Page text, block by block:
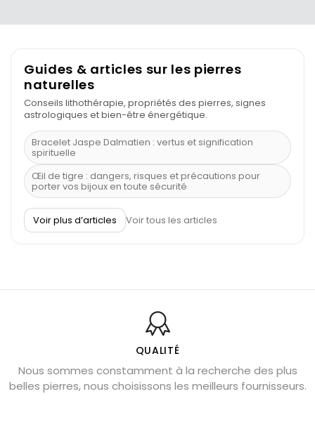
Guides & articles sur les pierres
naturelles
Conseils lithothérapie, propriétés des pierres, signes
astrologiques et bien-être énergétique.
Bracelet Jaspe Dalmatien : vertus et signification
spirituelle
Œil de tigre : dangers, risques et précautions pour
porter vos bijoux en toute sécurité
À quel poignet porter un bracelet de pierre
Découvrez le scorpion et ses pierres
Bienfaits de la sélénite – pierre des anges
L’améthyste est-elle faite pour moi ?
Chrysocolle : pierre apaisante
Obsidienne dorée : vertus et signification
Voir plus d’articles Voir tous les articles
QUALITÉ
Nous sommes constamment à la recherche des plus
belles pierres, nous choisissons les meilleurs fournisseurs.